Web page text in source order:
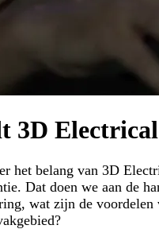
3D
het belang van 3D
Dat doen we aan de
wat zijn de